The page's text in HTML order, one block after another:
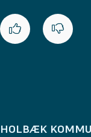
HOLBÆK